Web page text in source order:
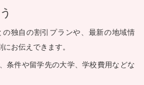
独自の割引プランや、最新の地域情
お伝えできます。
条件や留学先の大学、学校費用などな